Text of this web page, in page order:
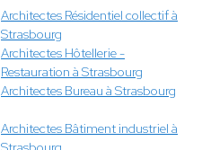
Architectes Résidentiel collectif à
Strasbourg
Architectes Hôtellerie -
Restauration à Strasbourg
Architectes Bureau à Strasbourg
Architectes Bâtiment industriel à